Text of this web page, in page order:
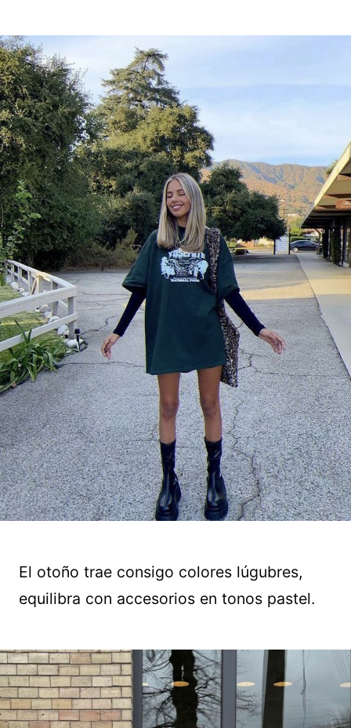
El otoño trae consigo colores lúgubres,
equilibra con accesorios en tonos pastel.